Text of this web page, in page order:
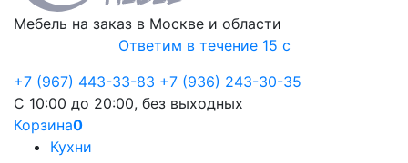
Мебель на заказ в Москве и области
Ответим в течение 15 с
+7 (967) 443-33-83 +7 (936) 243-30-35
С 10:00 до 20:00, без выходных
Корзина0
Кухни